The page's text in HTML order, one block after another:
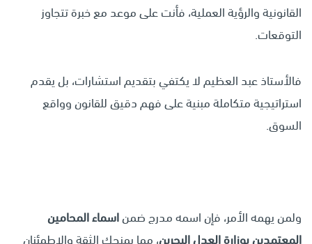
القانونية والرؤية العملية، فأنت على موعد مع خبرة تتجاوز
التوقعات.
فالأستاذ عبد العظيم لا يكتفي بتقديم استشارات، بل يقدم
استراتيجية متكاملة مبنية على فهم دقيق للقانون وواقع
السوق.
ولمن يهمه الأمر، فإن اسمه مدرج ضمناسماء المحامين
المعتمدين بوزارة العدل البحرين، مما يمنحك الثقة والاطمئنان